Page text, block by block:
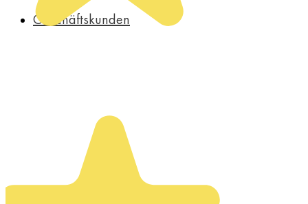
Geschäftskunden